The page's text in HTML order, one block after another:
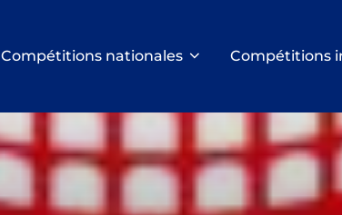
Compétitions nationales Compétitions